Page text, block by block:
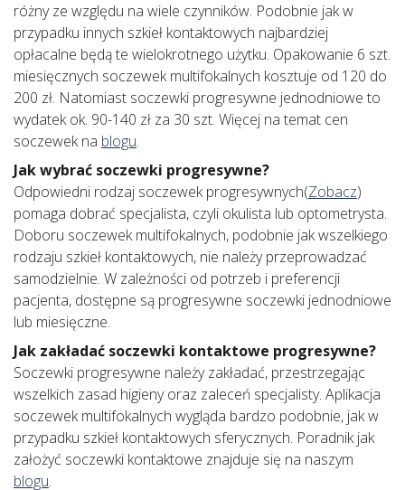
różny ze względu na wiele czynników. Podobnie jak w
przypadku innych szkieł kontaktowych najbardziej
opłacalne będą te wielokrotnego użytku. Opakowanie 6 szt.
miesięcznych soczewek multifokalnych kosztuje od 120 do
200 zł. Natomiast soczewki progresywne jednodniowe to
wydatek ok. 90-140 zł za 30 szt. Więcej na temat cen
soczewek na blogu.
Jak wybrać soczewki progresywne?
Odpowiedni rodzaj soczewek progresywnych(Zobacz)
pomaga dobrać specjalista, czyli okulista lub optometrysta.
Doboru soczewek multifokalnych, podobnie jak wszelkiego
rodzaju szkieł kontaktowych, nie należy przeprowadzać
samodzielnie. W zależności od potrzeb i preferencji
pacjenta, dostępne są progresywne soczewki jednodniowe
lub miesięczne.
Jak zakładać soczewki kontaktowe progresywne?
Soczewki progresywne należy zakładać, przestrzegając
wszelkich zasad higieny oraz zaleceń specjalisty. Aplikacja
soczewek multifokalnych wygląda bardzo podobnie, jak w
przypadku szkieł kontaktowych sferycznych. Poradnik jak
założyć soczewki kontaktowe znajduje się na naszym
blogu.